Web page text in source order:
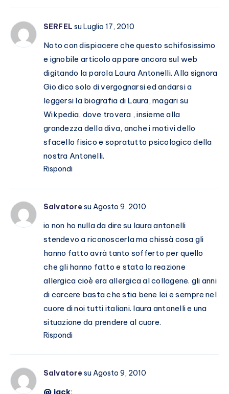
SERFEL su Luglio 17, 2010
Noto con dispiacere che questo schifosissimo
e ignobile articolo appare ancora sul web
digitando la parola Laura Antonelli. Alla signora
Gio dico solo di vergognarsi ed andarsi a
leggersi la biografia di Laura, magari su
Wikpedia, dove trovera , insieme alla
grandezza della diva, anche i motivi dello
sfacello fisico e sopratutto psicologico della
nostra Antonelli.
Rispondi
Salvatoresu Agosto 9, 2010
io non ho nulla da dire su laura antonelli
stendevo a riconoscerla ma chissà cosa gli
hanno fatto avrà tanto sofferto per quello
che gli hanno fatto e stata la reazione
allergica cioè era allergica al collagene. gli anni
di carcere basta che stia bene lei e sempre nel
cuore di noi tutti italiani. laura antonelli e una
situazione da prendere al cuore.
Rispondi
Salvatoresu Agosto 9, 2010
@ jack: